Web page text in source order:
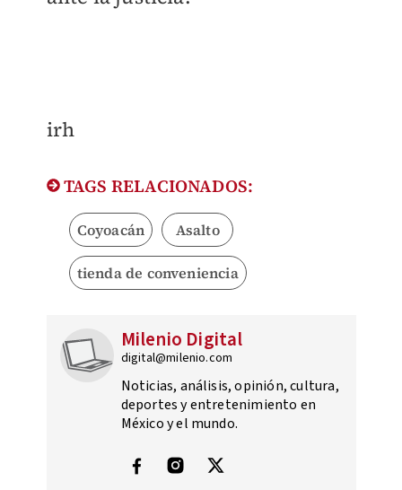
irh
TAGS RELACIONADOS:
Coyoacán Asalto
tienda de conveniencia
Milenio Digital
digital@milenio.com
Noticias, análisis, opinión, cultura,
deportes y entretenimiento en
México y el mundo.